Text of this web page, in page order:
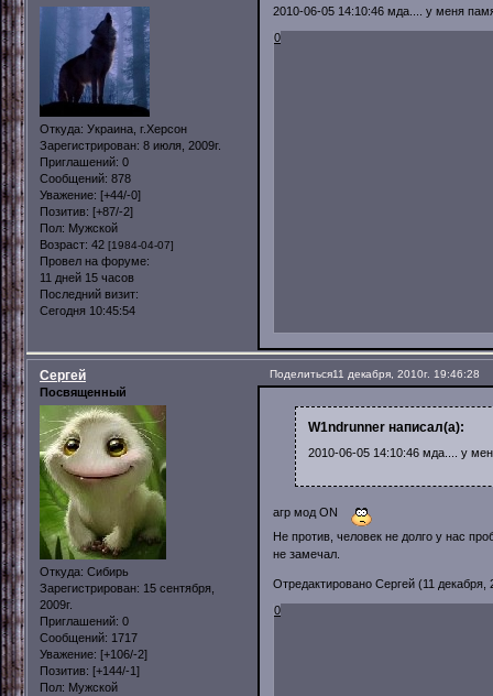
Откуда: Украина, г.Херсон
Зарегистрирован: 8 июля, 2009г.
Приглашений: 0
Сообщений: 878
Уважение: [+44/-0]
Позитив: [+87/-2]
Пол: Мужской
Возраст: 42 [1984-04-07]
Провел на форуме:
11 дней 15 часов
Последний визит:
Сегодня 10:45:54
2010-06-05 14:10:46 мда.... у меня
0
Поделиться11 декабря, 2010г. 19:46:28
Сергей
Посвященный
Откуда: Сибирь
Зарегистрирован: 15 сентября,
2009г.
Приглашений: 0
Сообщений: 1717
Уважение: [+106/-2]
Позитив: [+144/-1]
Пол: Мужской
W1ndrunner написал(а):
2010-06-05 14:10:46 мда.... у
агр мод ON
Не против, человек не долго у нас
не замечал.
Отредактировано Сергей (11 декабря,
0